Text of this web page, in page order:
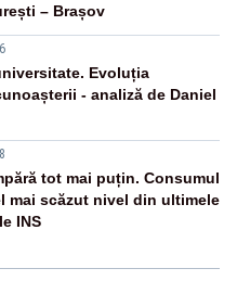
– Brașov
Evoluția
- analiză de Daniel
tot mai puțin. Consumul
mai scăzut nivel din ultimele
INS